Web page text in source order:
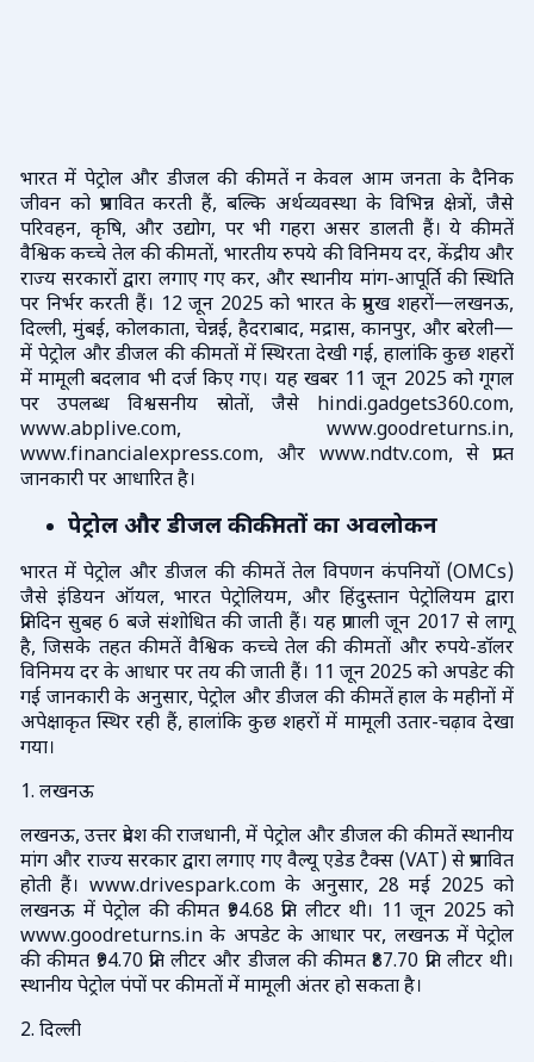
भारत में पेट्रोल और डीजल की कीमतें न केवल आम जनता के दैनिक
जीवन को प्रभावित करती हैं, बल्कि अर्थव्यवस्था के विभिन्न क्षेत्रों, जैसे
परिवहन, कृषि, और उद्योग, पर भी गहरा असर डालती हैं। ये कीमतें
वैश्विक कच्चे तेल की कीमतों, भारतीय रुपये की विनिमय दर, केंद्रीय और
राज्य सरकारों द्वारा लगाए गए कर, और स्थानीय मांग-आपूर्ति की स्थिति
पर निर्भर करती हैं। 12 जून 2025 को भारत के प्रमुख शहरों—लखनऊ,
दिल्ली, मुंबई, कोलकाता, चेन्नई, हैदराबाद, मद्रास, कानपुर, और बरेली—
में पेट्रोल और डीजल की कीमतों में स्थिरता देखी गई, हालांकि कुछ शहरों
में मामूली बदलाव भी दर्ज किए गए। यह खबर 11 जून 2025 को गूगल
पर उपलब्ध विश्वसनीय स्रोतों, जैसे hindi.gadgets360.com,
www.abplive.com, www.goodreturns.in,
www.financialexpress.com, और www.ndtv.com, से प्राप्त
जानकारी पर आधारित है।
पेट्रोल और डीजल की कीमतों का अवलोकन
भारत में पेट्रोल और डीजल की कीमतें तेल विपणन कंपनियों (OMCs)
जैसे इंडियन ऑयल, भारत पेट्रोलियम, और हिंदुस्तान पेट्रोलियम द्वारा
प्रतिदिन सुबह 6 बजे संशोधित की जाती हैं। यह प्रणाली जून 2017 से लागू
है, जिसके तहत कीमतें वैश्विक कच्चे तेल की कीमतों और रुपये-डॉलर
विनिमय दर के आधार पर तय की जाती हैं। 11 जून 2025 को अपडेट की
गई जानकारी के अनुसार, पेट्रोल और डीजल की कीमतें हाल के महीनों में
अपेक्षाकृत स्थिर रही हैं, हालांकि कुछ शहरों में मामूली उतार-चढ़ाव देखा
गया।
1. लखनऊ
लखनऊ, उत्तर प्रदेश की राजधानी, में पेट्रोल और डीजल की कीमतें स्थानीय
मांग और राज्य सरकार द्वारा लगाए गए वैल्यू एडेड टैक्स (VAT) से प्रभावित
होती हैं। www.drivespark.com के अनुसार, 28 मई 2025 को
लखनऊ में पेट्रोल की कीमत ₹94.68 प्रति लीटर थी। 11 जून 2025 को
www.goodreturns.in के अपडेट के आधार पर, लखनऊ में पेट्रोल
की कीमत ₹94.70 प्रति लीटर और डीजल की कीमत ₹87.70 प्रति लीटर थी।
स्थानीय पेट्रोल पंपों पर कीमतों में मामूली अंतर हो सकता है।
2. दिल्ली